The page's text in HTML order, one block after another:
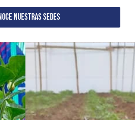
NUESTRAS SEDES